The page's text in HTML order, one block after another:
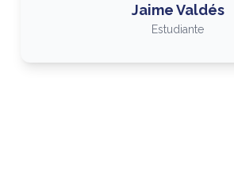
Jaime Valdés
Estudiante